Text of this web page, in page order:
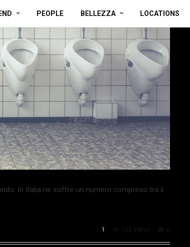
PEOPLE BELLEZZA LOCATIONS
In Italia ne soffre un numero compreso tra il
1